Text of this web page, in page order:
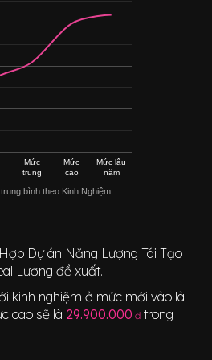
bình theo Kinh Nghiệm
Mức
trung
Mức
cao
Mức lâu
năm
Dự án Năng Lượng Tái Tạo
Lương đề xuất.
kinh nghiệm ở mức mới vào là
cao sẽ là 29.900.000 đ trong